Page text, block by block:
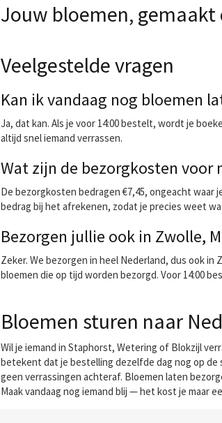
Jouw bloemen,
Veelgestelde vragen
Kan ik vandaag nog bloemen
Ja, dat kan. Als je voor 14:00 bestelt, wordt je
altijd snel iemand verrassen.
Wat zijn de bezorgkosten voor
De bezorgkosten bedragen €7,45, ongeacht
bedrag bij het afrekenen, zodat je precies weet
Bezorgen jullie ook in Zwolle,
Zeker. We bezorgen in heel Nederland, dus ook
bloemen die op tijd worden bezorgd. Voor 14:00
Bloemen sturen naar
Wil je iemand in Staphorst, Wetering of Blokzijl
betekent dat je bestelling dezelfde dag nog op
geen verrassingen achteraf. Bloemen laten
Maak vandaag nog iemand blij — het kost je maar